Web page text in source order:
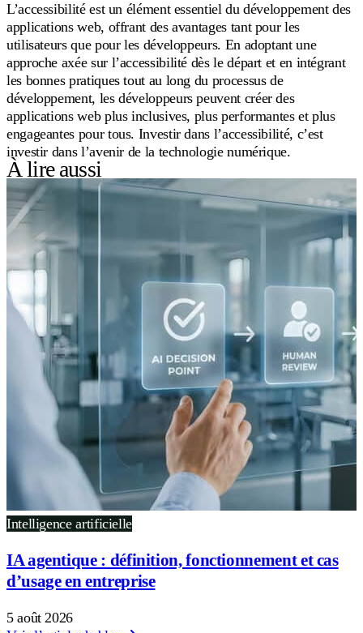
L’accessibilité est un élément essentiel du développement des
applications web, offrant des avantages tant pour les
utilisateurs que pour les développeurs. En adoptant une
approche axée sur l’accessibilité dès le départ et en intégrant
les bonnes pratiques tout au long du processus de
développement, les développeurs peuvent créer des
applications web plus inclusives, plus performantes et plus
engageantes pour tous. Investir dans l’accessibilité, c’est
investir dans l’avenir de la technologie numérique.
À lire aussi
Intelligence artificielle
IA agentique : définition, fonctionnement et cas
d’usage en entreprise
5 août 2026